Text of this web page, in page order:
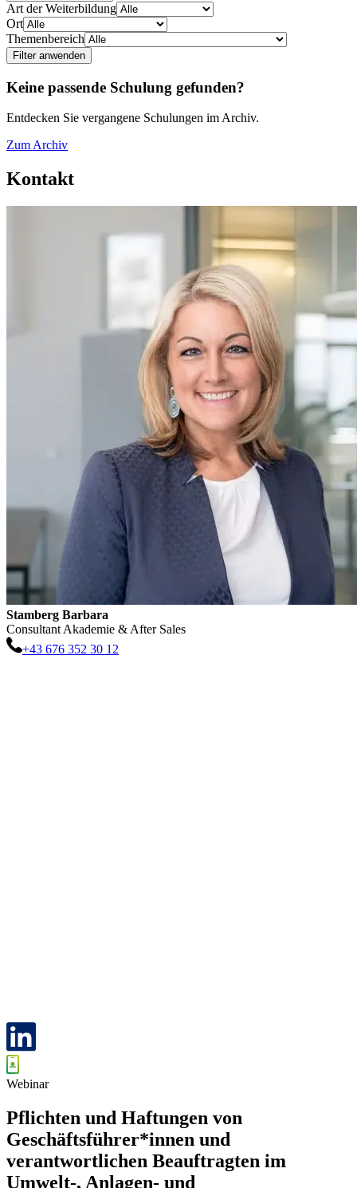
Art der Weiterbildung
Ort
Themenbereich
Filter anwenden
Keine passende Schulung gefunden?
Entdecken Sie vergangene Schulungen im Archiv.
Zum Archiv
Kontakt
Stamberg Barbara
Consultant Akademie & After Sales
+43 676 352 30 12
Webinar
Pflichten und Haftungen von
Geschäftsführer*innen und
verantwortlichen Beauftragten im
Umwelt-, Anlagen- und